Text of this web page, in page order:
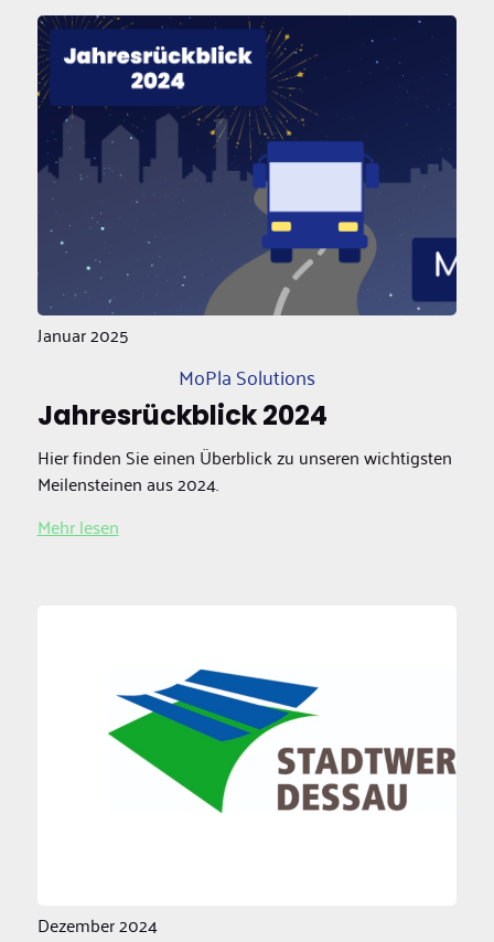
Januar 2025
MoPla Solutions
Jahresrückblick 2024
Hier finden Sie einen Überblick zu unseren wichtigsten
Meilensteinen aus 2024.
Mehr lesen
Dezember 2024